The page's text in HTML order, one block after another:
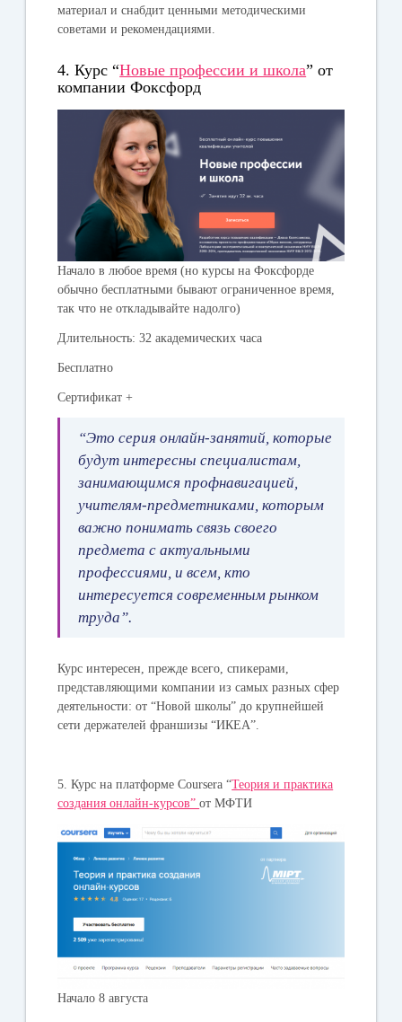
материал и снабдит ценными методическими
советами и рекомендациями.
4. Курс “Новые профессии и школа” от
компании Фоксфорд
Начало в любое время (но курсы на Фоксфорде
обычно бесплатными бывают ограниченное время,
так что не откладывайте надолго)
Длительность: 32 академических часа
Бесплатно
Сертификат +
“Это серия онлайн-занятий, которые
будут интересны специалистам,
занимающимся профнавигацией,
учителям-предметниками, которым
важно понимать связь своего
предмета с актуальными
профессиями, и всем, кто
интересуется современным рынком
труда”.
Курс интересен, прежде всего, спикерами,
представляющими компании из самых разных сфер
деятельности: от “Новой школы” до крупнейшей
сети держателей франшизы “ИКЕА”.
5. Курс на платформе Coursera “Теория и практика
создания онлайн-курсов”от МФТИ
Начало 8 августа